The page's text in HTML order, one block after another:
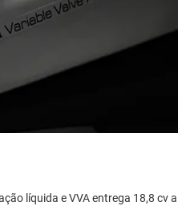
líquida e VVA entrega 18,8 cv